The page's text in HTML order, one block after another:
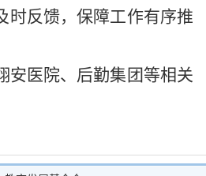
时反馈，保障工作有序推
安医院、后勤集团等相关